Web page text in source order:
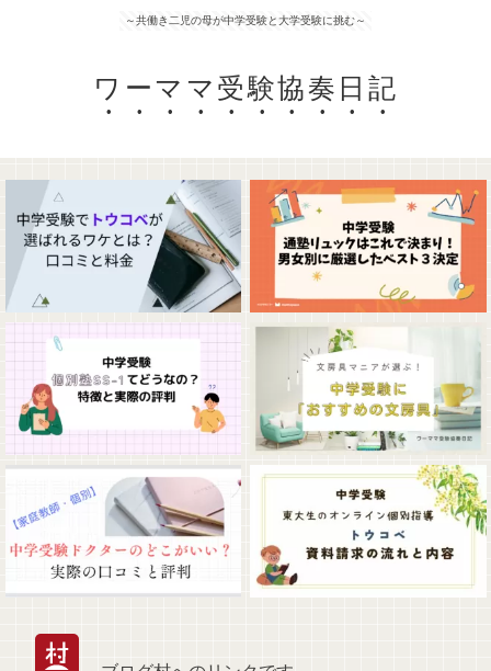
～共働き二児の母が中学受験と大学受験に挑む～
ワーママ受験協奏日記